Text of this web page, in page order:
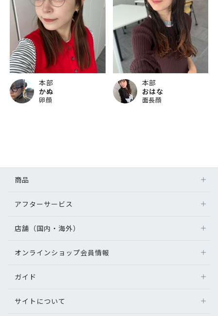
本部
かぬ
卵顔
本部
おはな
面長顔
商品
アフターサービス
店舗（国内・海外）
オンラインショップ会員情報
ガイド
サイトについて